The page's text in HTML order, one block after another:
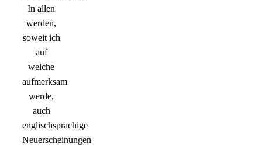
In allen
werden,
soweit ich
auf
welche
aufmerksam
werde,
auch
englischsprachige
Neuerscheinungen